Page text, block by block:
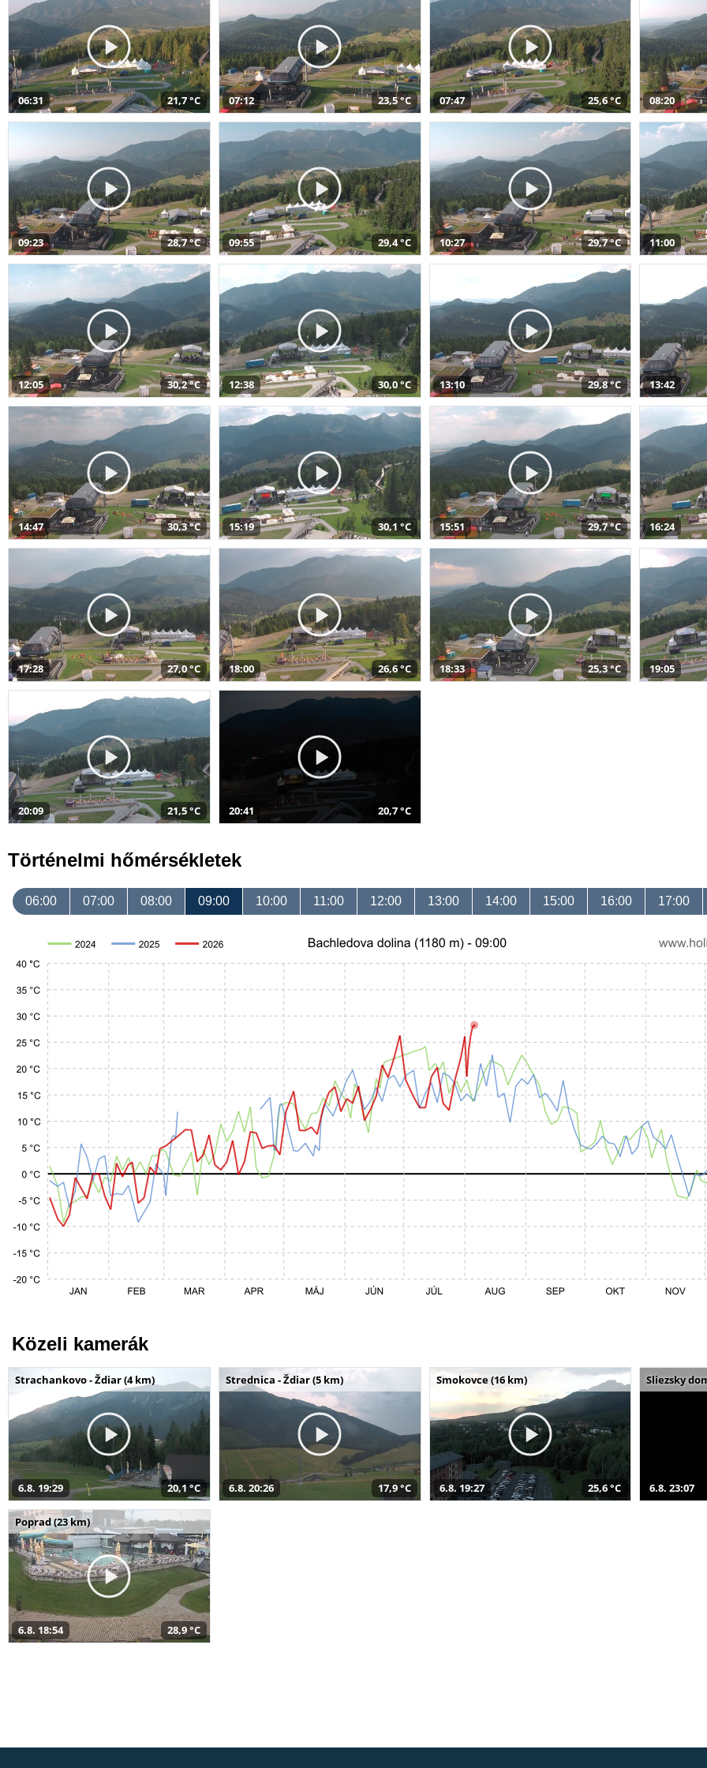
06:31 21,7 °C 07:12 23,5 °C 07:47 25,6 °C 08:20
09:23 28,7 °C 09:55 29,4 °C 10:27 29,7 °C 11:00
12:05 30,2 °C 12:38 30,0 °C 13:10 29,8 °C 13:42
14:47 30,3 °C 15:19 30,1 °C 15:51 29,7 °C 16:24
17:28 27,0 °C 18:00 26,6 °C 18:33 25,3 °C 19:05
20:09 21,5 °C 20:41 20,7 °C
Történelmi hőmérsékletek
06:00 07:00 08:00 09:00 10:00 11:00 12:00 13:00 14:00 15:00 16:00 17:00
Közeli kamerák
Strachankovo - Ždiar (4 km)
6.8. 19:29 20,1 °C
Strednica - Ždiar (5 km)
6.8. 20:26 17,9 °C
Smokovce (16 km)
6.8. 19:27 25,6 °C
Sliezsky
6.8. 23:07
Poprad (23 km)
6.8. 18:54 28,9 °C